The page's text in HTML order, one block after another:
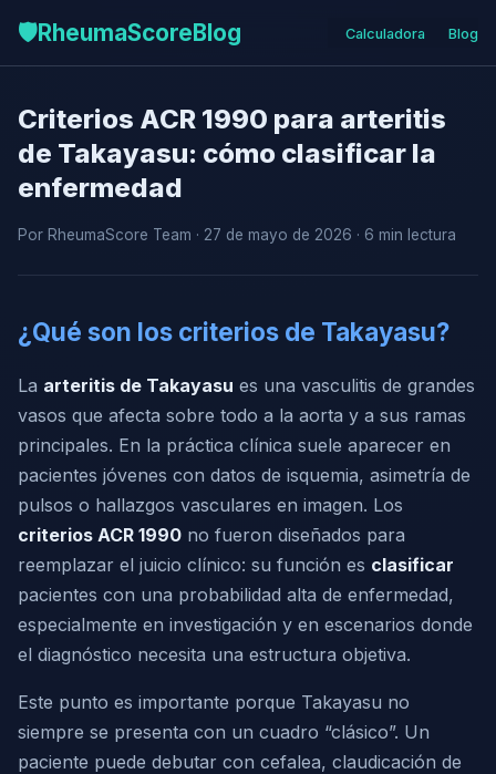
🛡️RheumaScoreBlog Calculadora Blog
Criterios ACR 1990 para arteritis
de Takayasu: cómo clasificar la
enfermedad
Por RheumaScore Team · 27 de mayo de 2026 · 6 min lectura
¿Qué son los criterios de Takayasu?
La arteritis de Takayasu es una vasculitis de grandes
vasos que afecta sobre todo a la aorta y a sus ramas
principales. En la práctica clínica suele aparecer en
pacientes jóvenes con datos de isquemia, asimetría de
pulsos o hallazgos vasculares en imagen. Los
criterios ACR 1990 no fueron diseñados para
reemplazar el juicio clínico: su función es clasificar
pacientes con una probabilidad alta de enfermedad,
especialmente en investigación y en escenarios donde
el diagnóstico necesita una estructura objetiva.
Este punto es importante porque Takayasu no
siempre se presenta con un cuadro “clásico”. Un
paciente puede debutar con cefalea, claudicación de